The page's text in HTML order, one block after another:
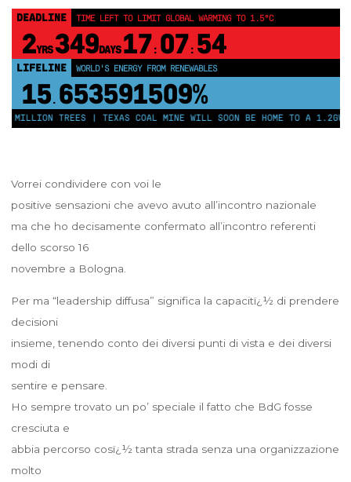
DEADLINE TIME LEFT TO LIMIT GLOBAL WARMING TO 1.5°C
2YRS 349DAYS 17 : 07 : 54
LIFELINE WORLD'S ENERGY FROM RENEWABLES
15. 653591514%
MILLION TREES | TEXAS COAL MINE WILL SOON BE HOME TO A 1.2GW
Vorrei condividere con voi le
positive sensazioni che avevo avuto all’incontro nazionale
ma che ho decisamente confermato all’incontro referenti
dello scorso 16
novembre a Bologna.
Per ma “leadership diffusa” significa la capacitï¿½ di prendere
decisioni
insieme, tenendo conto dei diversi punti di vista e dei diversi
modi di
sentire e pensare.
Ho sempre trovato un po’ speciale il fatto che BdG fosse
cresciuta e
abbia percorso cosï¿½ tanta strada senza una organizzazione
molto